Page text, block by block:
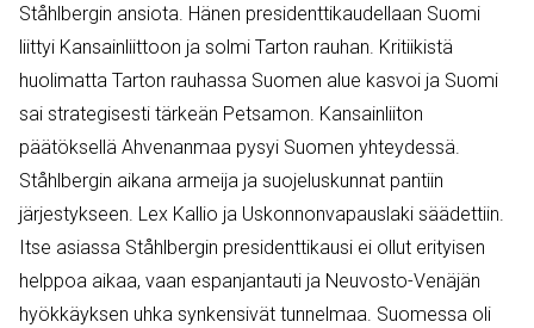
Ståhlbergin ansiota. Hänen presidenttikaudellaan Suomi
liittyi Kansainliittoon ja solmi Tarton rauhan. Kritiikistä
huolimatta Tarton rauhassa Suomen alue kasvoi ja Suomi
sai strategisesti tärkeän Petsamon. Kansainliiton
päätöksellä Ahvenanmaa pysyi Suomen yhteydessä.
Ståhlbergin aikana armeija ja suojeluskunnat pantiin
järjestykseen. Lex Kallio ja Uskonnonvapauslaki säädettiin.
Itse asiassa Ståhlbergin presidenttikausi ei ollut erityisen
helppoa aikaa, vaan espanjantauti ja Neuvosto-Venäjän
hyökkäyksen uhka synkensivät tunnelmaa. Suomessa oli